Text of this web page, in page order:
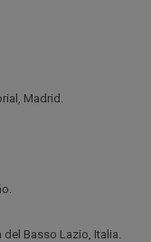
Madrid.
Basso Lazio, Italia.